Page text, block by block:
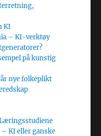
KI
– KI-verktøy
på kunstig
nye folkeplikt
KI eller ganske